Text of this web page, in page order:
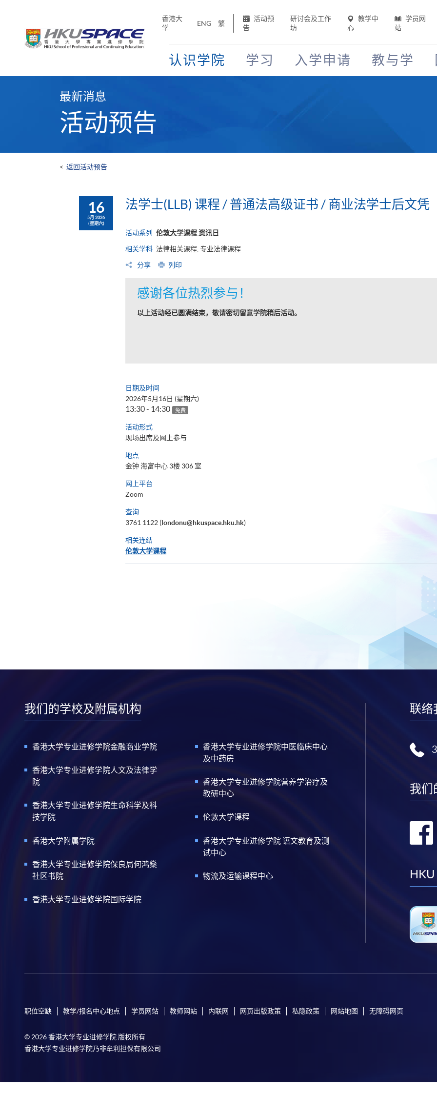
香港大
学
ENG 繁
活动预
告
研讨会及工作
坊
教学中
心
学员网
站
认识学院 学习 入学申请 教与学
最新消息
活动预告
< 返回活动预告
16
5月 2026
(星期六)
法学士(LLB) 课程 / 普通法高级证书 / 商业法学士后文凭
活动系列 伦敦大学课程 资讯日
相关学科 法律相关课程, 专业法律课程
分享 列印
感谢各位热烈参与！
以上活动经已圆满结束，敬请密切留意学院稍后活动。
日期及时间
2026年5月16日 (星期六)
13:30 - 14:30 免费
活动形式
现场出席及网上参与
地点
金钟 海富中心 3楼 306 室
网上平台
Zoom
查询
3761 1122 (londonu@hkuspace.hku.hk)
相关连结
伦敦大学课程
我们的学校及附属机构
香港大学专业进修学院金融商业学院
香港大学专业进修学院人文及法律学
院
香港大学专业进修学院生命科学及科
技学院
香港大学附属学院
香港大学专业进修学院保良局何鸿燊
社区书院
香港大学专业进修学院国际学院
香港大学专业进修学院中医临床中心
及中药房
香港大学专业进修学院营养学治疗及
教研中心
伦敦大学课程
香港大学专业进修学院 语文教育及测
试中心
物流及运输课程中心
联络
我们
HKU
职位空缺 教学/报名中心地点 学员网站 教师网站 内联网 网页出版政策 私隐政策 网站地图 无障碍网页
© 2026 香港大学专业进修学院 版权所有
香港大学专业进修学院乃非牟利担保有限公司